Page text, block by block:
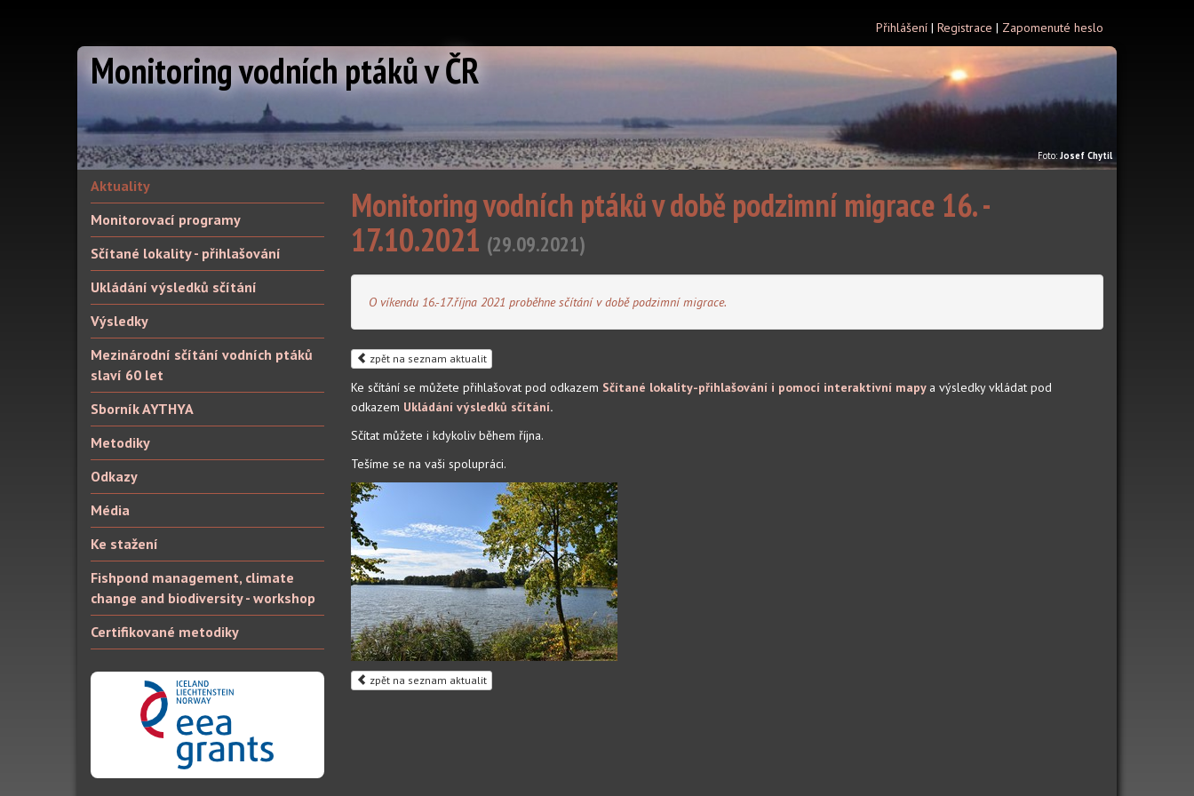
Přihlášení | Registrace | Zapomenuté heslo
Monitoring vodních ptáků v ČR
Foto: Josef Chytil
Aktuality
Monitorovací programy
Sčítané lokality - přihlašování
Ukládání výsledků sčítání
Výsledky
Mezinárodní sčítání vodních ptáků
slaví 60 let
Sborník AYTHYA
Metodiky
Odkazy
Média
Ke stažení
Fishpond management, climate
change and biodiversity - workshop
Certifikované metodiky
Monitoring vodních ptáků v době podzimní migrace 16. -
17.10.2021 (29.09.2021)
O víkendu 16.-17.října 2021 proběhne sčítání v době podzimní migrace.
zpět na seznam aktualit
Ke sčítání se můžete přihlašovat pod odkazem Sčítané lokality-přihlašování i pomocí interaktivní mapy a výsledky vkládat pod
odkazem Ukládání výsledků sčítání.
Sčítat můžete i kdykoliv během října.
Tešíme se na vaši spolupráci.
zpět na seznam aktualit